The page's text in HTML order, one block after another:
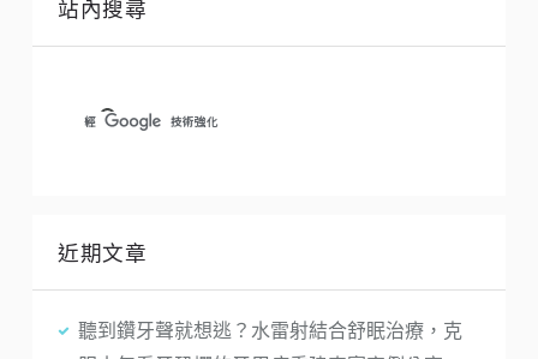
站內搜尋
近期文章
聽到鑽牙聲就想逃？水雷射結合舒眠治療，克